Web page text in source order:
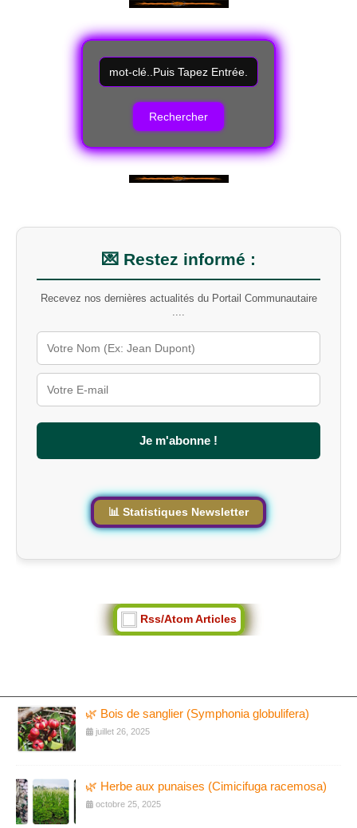
💌 Restez informé :
Recevez nos dernières actualités du Portail Communautaire
....
Je m'abonne !
📊 Statistiques Newsletter
Rss/Atom Articles
🌿 Bois de sanglier (Symphonia globulifera)
juillet 26, 2025
🌿 Herbe aux punaises (Cimicifuga racemosa)
octobre 25, 2025